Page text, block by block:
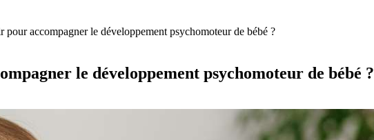
pour accompagner le développement psychomoteur de bébé ?
le développement psychomoteur de bébé ?